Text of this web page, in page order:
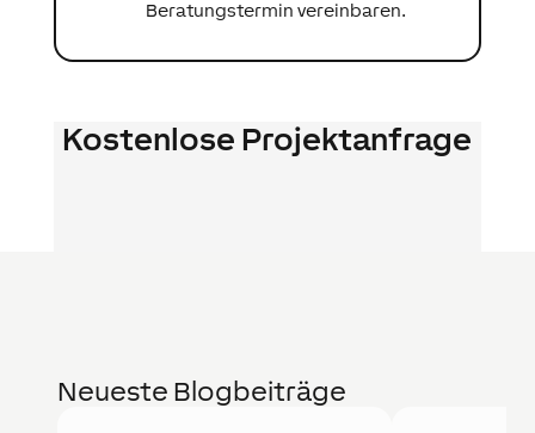
Beratungstermin vereinbaren.
Kostenlose Projektanfrage
Neueste Blogbeiträge